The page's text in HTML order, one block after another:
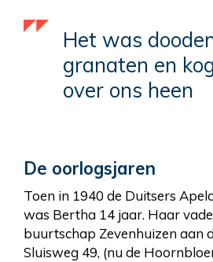
Het was
granaten en
over ons heen
De oorlogsjaren
Toen in 1940 de Duitsers
was Bertha 14 jaar. Haar
buurtschap Zevenhuizen aan
Sluisweg 49, (nu de